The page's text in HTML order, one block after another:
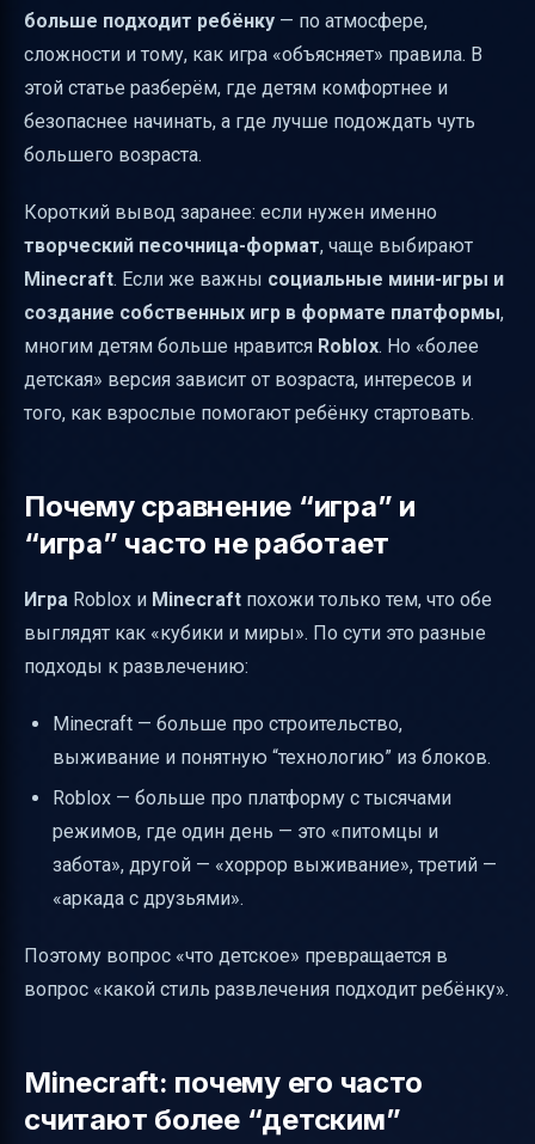
Возраст и уровень: кто “младше” по факту
Творчество: где возможностей больше и
почему
Как сделать выбор правильным для
ребёнка
Итог: что выбрать “самое детское”
больше подходит ребёнку — по атмосфере,
сложности и тому, как игра «объясняет» правила. В
этой статье разберём, где детям комфортнее и
безопаснее начинать, а где лучше подождать чуть
большего возраста.
Короткий вывод заранее: если нужен именно
творческий песочница-формат, чаще выбирают
Minecraft. Если же важны социальные мини-игры и
создание собственных игр в формате платформы,
многим детям больше нравится Roblox. Но «более
детская» версия зависит от возраста, интересов и
того, как взрослые помогают ребёнку стартовать.
Почему сравнение “игра” и
“игра” часто не работает
Игра Roblox и Minecraft похожи только тем, что обе
выглядят как «кубики и миры». По сути это разные
подходы к развлечению:
Minecraft — больше про строительство,
выживание и понятную “технологию” из блоков.
Roblox — больше про платформу с тысячами
режимов, где один день — это «питомцы и
забота», другой — «хоррор выживание», третий —
«аркада с друзьями».
Поэтому вопрос «что детское» превращается в
вопрос «какой стиль развлечения подходит ребёнку».
Minecraft: почему его часто
считают более “детским”